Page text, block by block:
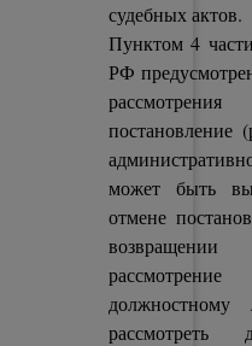
судебных актов.
Пунктом 4
РФ
постановление
может быть
отмене